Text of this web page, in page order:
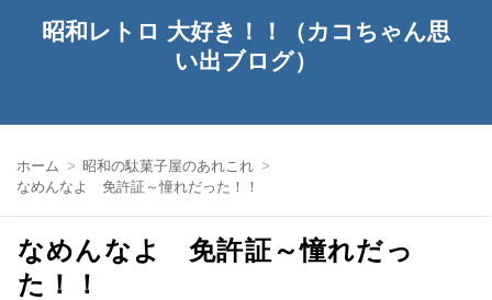
昭和レトロ 大好き！！（カコちゃん思
い出ブログ）
ホーム
昭和の駄菓子屋のあれこれ
なめんなよ 免許証～憧れだった！！
なめんなよ 免許証～憧れだっ
た！！